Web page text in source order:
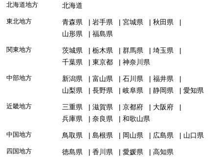
北海道地方 北海道
東北地方 青森県 岩手県 宮城県
秋田県
山形県
福島県
関東地方 茨城県 栃木県 群馬県
埼玉県
千葉県
東京都 神奈川県
中部地方 新潟県 富山県 石川県
福井県
山梨県
長野県 岐阜県 静岡県 愛知県
近畿地方 三重県 滋賀県 京都府
大阪府
兵庫県
奈良県 和歌山県
中国地方 鳥取県 島根県 岡山県 広島県 山口県
四国地方 徳島県 香川県 愛媛県 高知県